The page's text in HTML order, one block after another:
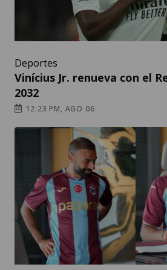
Deportes
Vinícius Jr. renueva con el
2032
12:23 PM, AGO 06